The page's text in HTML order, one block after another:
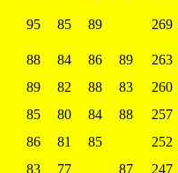
95 85 89
269
88 84 86 89
263
89 82 88 83
260
85 80 84 88
257
86 81 85
252
83 77 87 247